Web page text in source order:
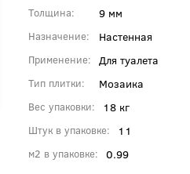
Толщина 9 мм
Назначение Настенная
Применение Для туалета
Тип плитки Мозаика
Вес упаковки 18 кг
Штук в упаковке 11
м2 в упаковке 0.99